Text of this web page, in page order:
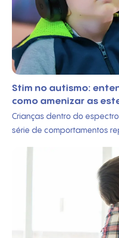
Stim no autismo:
como amenizar as
Crianças dentro do
série de comportamentos